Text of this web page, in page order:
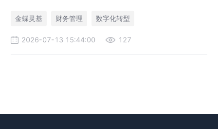
金蝶灵基
财务管理 数字化转型
2026-07-13 15:44:00 127